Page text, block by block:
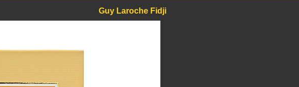
Guy Laroche Fidji